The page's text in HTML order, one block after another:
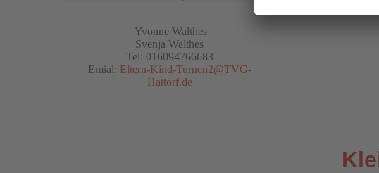
Yvonne Walthes
Svenja Walthes
Tel: 016094766683
Emial: Eltern-Kind-Turnen2@TVG-
Hattorf.de